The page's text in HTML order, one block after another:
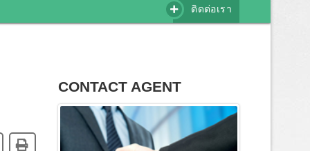
ติดต่อเรา
CONTACT AGENT